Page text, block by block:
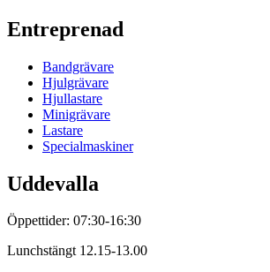
Entreprenad
Bandgrävare
Hjulgrävare
Hjullastare
Minigrävare
Lastare
Specialmaskiner
Uddevalla
Öppettider: 07:30-16:30
Lunchstängt 12.15-13.00